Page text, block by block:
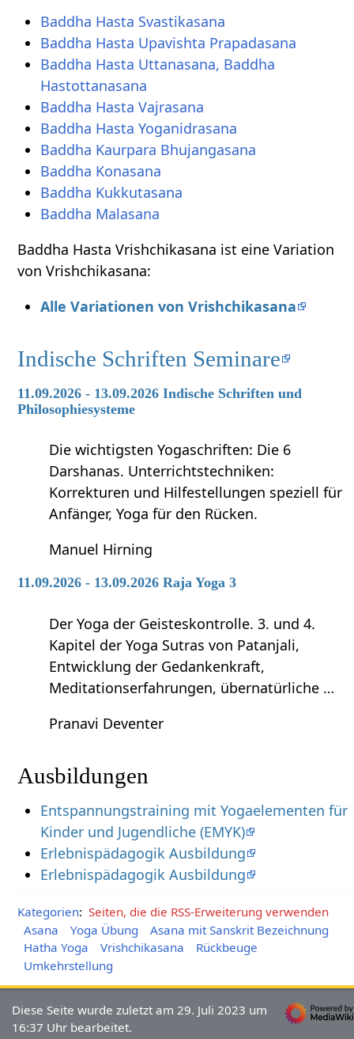
Baddha Hasta Svastikasana
Baddha Hasta Upavishta Prapadasana
Baddha Hasta Uttanasana, Baddha
Hastottanasana
Baddha Hasta Vajrasana
Baddha Hasta Yoganidrasana
Baddha Kaurpara Bhujangasana
Baddha Konasana
Baddha Kukkutasana
Baddha Malasana
Baddha Hasta Vrishchikasana ist eine Variation
von Vrishchikasana:
Alle Variationen von Vrishchikasana
Indische Schriften Seminare
11.09.2026 - 13.09.2026 Indische Schriften und
Philosophiesysteme
Die wichtigsten Yogaschriften: Die 6
Darshanas. Unterrichtstechniken:
Korrekturen und Hilfestellungen speziell für
Anfänger, Yoga für den Rücken.
Manuel Hirning
11.09.2026 - 13.09.2026 Raja Yoga 3
Der Yoga der Geisteskontrolle. 3. und 4.
Kapitel der Yoga Sutras von Patanjali,
Entwicklung der Gedankenkraft,
Meditationserfahrungen, übernatürliche …
Pranavi Deventer
Ausbildungen
Entspannungstraining mit Yogaelementen für
Kinder und Jugendliche (EMYK)
Erlebnispädagogik Ausbildung
Erlebnispädagogik Ausbildung
Kategorien: Seiten, die die RSS-Erweiterung verwenden
Asana
Yoga Übung
Asana mit Sanskrit Bezeichnung
Hatha Yoga
Vrishchikasana
Rückbeuge
Umkehrstellung
Diese Seite wurde zuletzt am 29. Juli 2023 um
16:37 Uhr bearbeitet.